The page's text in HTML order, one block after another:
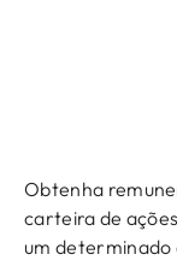
Obtenha
carteira de
um